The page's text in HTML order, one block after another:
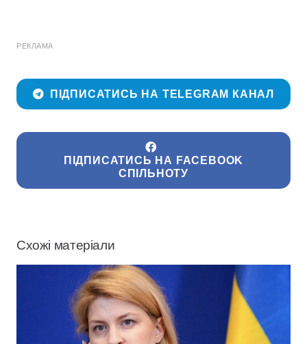
РЕКЛАМА
ПІДПИСАТИСЬ НА TELEGRAM КАНАЛ
ПІДПИСАТИСЬ НА FACEBOOK
СПІЛЬНОТУ
Схожі матеріали